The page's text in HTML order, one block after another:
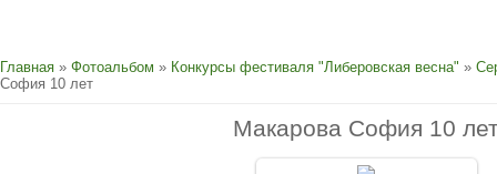
Главная » Фотоальбом » Конкурсы фестиваля "Либеровская весна" »
София 10 лет
Макарова София 10